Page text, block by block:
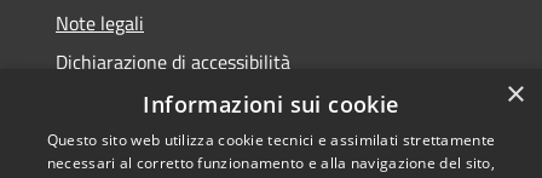
Note legali
Dichiarazione di accessibilità
×
Informazioni sui cookie
Questo sito web utilizza cookie tecnici e assimilati strettamente
necessari al corretto funzionamento e alla navigazione del sito,